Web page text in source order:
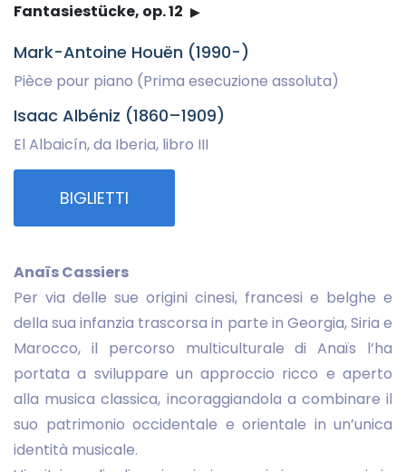
Fantasiestücke, op. 12
Mark-Antoine Houën (1990-)
Pièce pour piano (Prima esecuzione assoluta)
Isaac Albéniz (1860–1909)
El Albaicín, da Iberia, libro III
BIGLIETTI
Anaïs Cassiers
Per via delle sue origini cinesi, francesi e belghe e
della sua infanzia trascorsa in parte in Georgia, Siria e
Marocco, il percorso multiculturale di Anaïs l’ha
portata a sviluppare un approccio ricco e aperto
alla musica classica, incoraggiandola a combinare il
suo patrimonio occidentale e orientale in un’unica
identità musicale.